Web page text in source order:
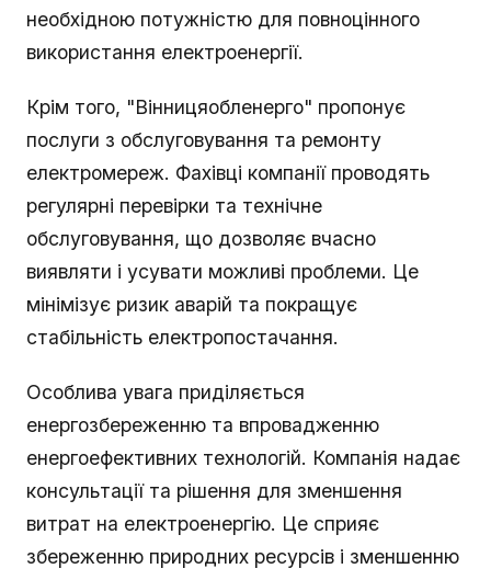
необхідною потужністю для повноцінного
використання електроенергії.
Крім того, "Вінницяобленерго" пропонує
послуги з обслуговування та ремонту
електромереж. Фахівці компанії проводять
регулярні перевірки та технічне
обслуговування, що дозволяє вчасно
виявляти і усувати можливі проблеми. Це
мінімізує ризик аварій та покращує
стабільність електропостачання.
Особлива увага приділяється
енергозбереженню та впровадженню
енергоефективних технологій. Компанія надає
консультації та рішення для зменшення
витрат на електроенергію. Це сприяє
збереженню природних ресурсів і зменшенню